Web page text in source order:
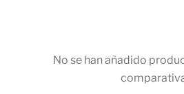
No se han añadido